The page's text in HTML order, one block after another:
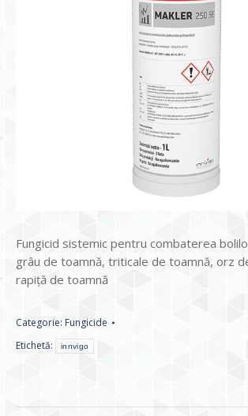
Fungicid sistemic pentru combaterea
grâu de toamnă, triticale de toamnă, orz
rapiță de toamnă
Categorie: Fungicide
Etichetă:
innvigo